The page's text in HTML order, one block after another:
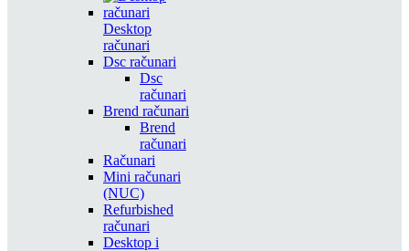
Desktop
računari
Dsc računari
Dsc
računari
Brend računari
Brend
računari
Računari
Mini računari
(NUC)
Refurbished
računari
Desktop i